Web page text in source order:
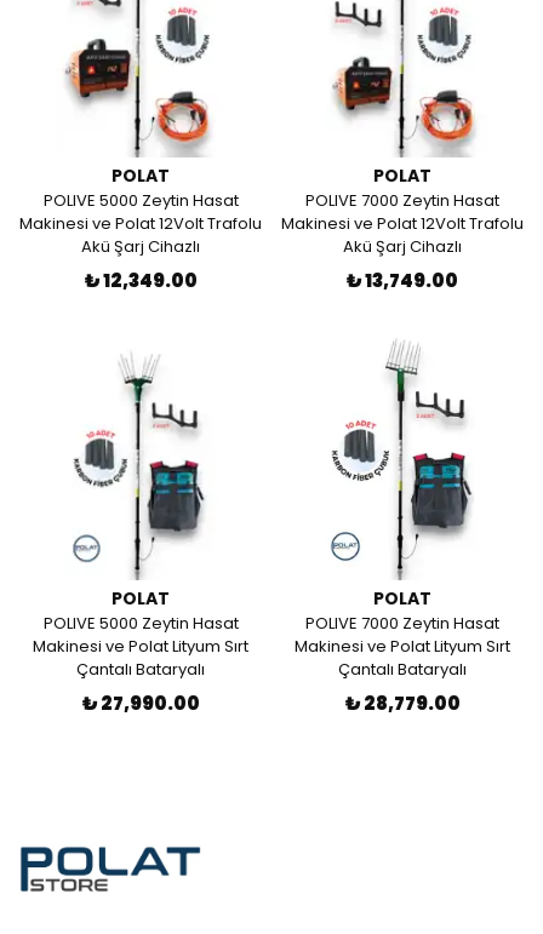
POLAT
POLIVE 5000 Zeytin Hasat
Makinesi ve Polat 12Volt Trafolu
Akü Şarj Cihazlı
₺ 12,349.00
POLAT
POLIVE 7000 Zeytin Hasat
Makinesi ve Polat 12Volt Trafolu
Akü Şarj Cihazlı
₺ 13,749.00
POLAT
POLIVE 5000 Zeytin Hasat
Makinesi ve Polat Lityum Sırt
Çantalı Bataryalı
₺ 27,990.00
POLAT
POLIVE 7000 Zeytin Hasat
Makinesi ve Polat Lityum Sırt
Çantalı Bataryalı
₺ 28,779.00